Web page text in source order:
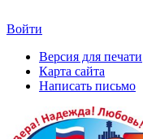
Войти
Версия для печати
Карта сайта
Написать письмо